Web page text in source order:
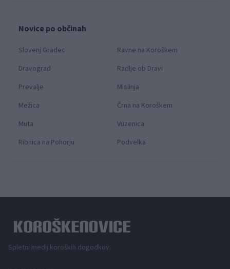
Novice po občinah
Slovenj Gradec
Ravne na Koroškem
Dravograd
Radlje ob Dravi
Prevalje
Mislinja
Mežica
Črna na Koroškem
Muta
Vuzenica
Ribnica na Pohorju
Podvelka
Spletni medij koroških dogodkov.